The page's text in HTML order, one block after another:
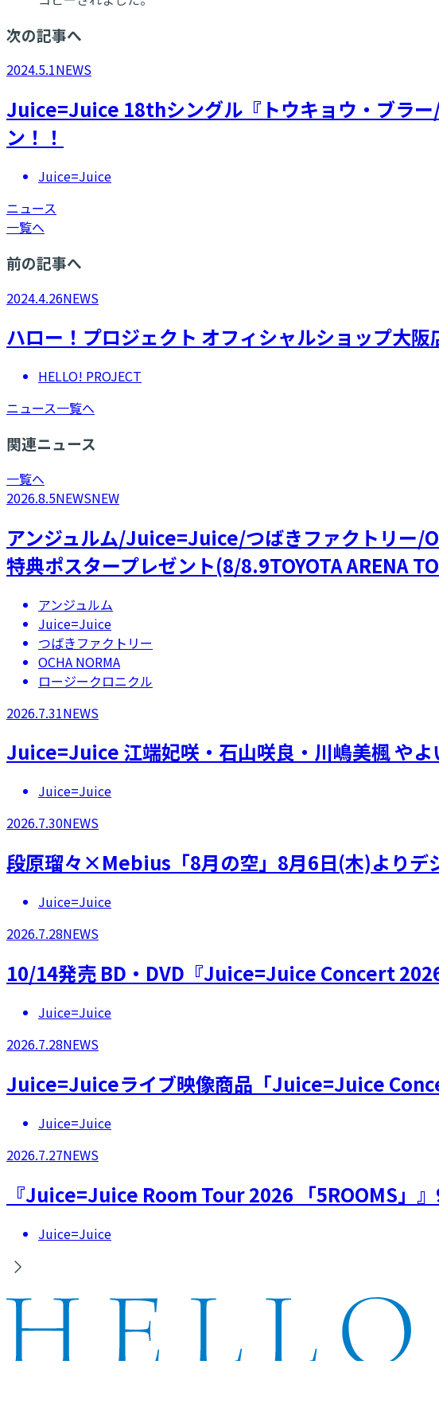
次の記事へ
2024.5.1NEWS
Juice=Juice 18thシングル『トウキョウ・ブラ
ン！！
Juice=Juice
ニュース
一覧へ
前の記事へ
2024.4.26NEWS
ハロー！プロジェクト オフィシャルショップ大
HELLO! PROJECT
ニュース一覧へ
関連ニュース
一覧へ
2026.8.5NEWSNEW
アンジュルム/Juice=Juice/つばきファクトリー/
特典ポスタープレゼント(8/8.9TOYOTA ARENA
アンジュルム
Juice=Juice
つばきファクトリー
OCHA NORMA
ロージークロニクル
2026.7.31NEWS
Juice=Juice 江端妃咲・石山咲良・川嶋美楓 やよ
Juice=Juice
2026.7.30NEWS
段原瑠々×Mebius「8月の空」8月6日(木)よりデ
Juice=Juice
2026.7.28NEWS
10/14発売 BD・DVD『Juice=Juice Concert
Juice=Juice
2026.7.28NEWS
Juice=Juiceライブ映像商品「Juice=Juice
Juice=Juice
2026.7.27NEWS
『Juice=Juice Room Tour 2026 「5ROOMS」
Juice=Juice